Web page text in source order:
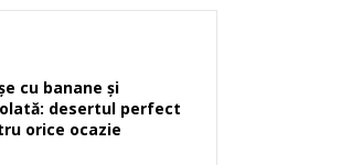
cu banane și
desertul perfect
orice ocazie